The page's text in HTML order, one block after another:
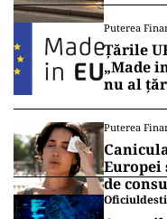
Puterea
Țările
„Made
nu al
Puterea
Europei
de